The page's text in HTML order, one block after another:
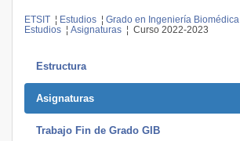
ETSIT ¦ Estudios ¦ Grado en Ingeniería Biomédica
Estudios ¦ Asignaturas ¦ Curso 2022-2023
Estructura
Asignaturas
Trabajo Fin de Grado GIB